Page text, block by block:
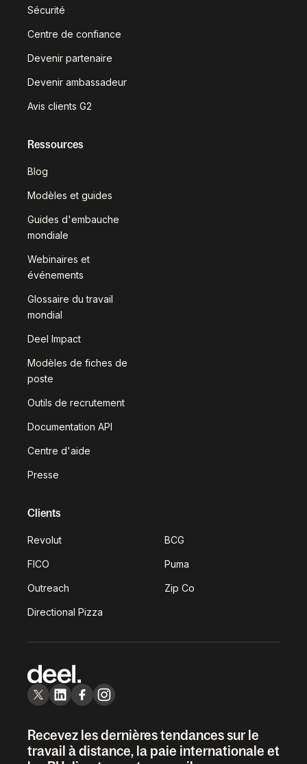
Sécurité
Centre de confiance
Devenir partenaire
Devenir ambassadeur
Avis clients G2
Ressources
Blog
Modèles et guides
Guides d'embauche
mondiale
Webinaires et
événements
Glossaire du travail
mondial
Deel Impact
Modèles de fiches de
poste
Outils de recrutement
Documentation API
Centre d'aide
Presse
Clients
Revolut BCG
FICO Puma
Outreach Zip Co
Directional Pizza
Recevez les dernières tendances sur le
travail à distance, la paie internationale et